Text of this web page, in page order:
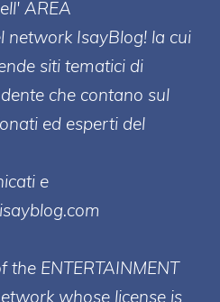
AREA
network IsayBlog! la cui
siti tematici di
che contano sul
ed esperti del
e
ENTERTAINMENT
whose license is